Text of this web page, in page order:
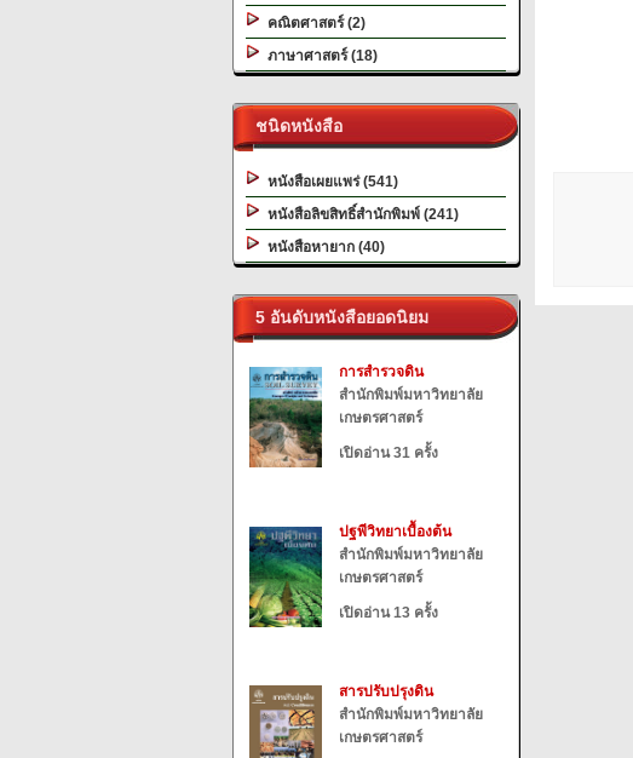
คณิตศาสตร์ (2)
ภาษาศาสตร์ (18)
ชนิดหนังสือ
หนังสือเผยแพร่ (541)
หนังสือลิขสิทธิ์สำนักพิมพ์ (241)
หนังสือหายาก (40)
5 อันดับหนังสือยอดนิยม
การสำรวจดิน
สำนักพิมพ์มหาวิทยาลัย
เกษตรศาสตร์
เปิดอ่าน 31 ครั้ง
ปฐพีวิทยาเบื้องต้น
สำนักพิมพ์มหาวิทยาลัย
เกษตรศาสตร์
เปิดอ่าน 13 ครั้ง
สารปรับปรุงดิน
สำนักพิมพ์มหาวิทยาลัย
เกษตรศาสตร์